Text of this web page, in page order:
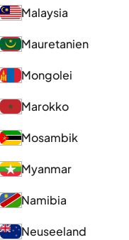
Malaysia
Mauretanien
Mongolei
Marokko
Mosambik
Myanmar
Namibia
Neuseeland